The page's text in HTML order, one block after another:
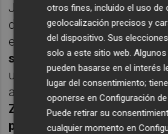
Javier
Tebas.Com a
digital -seguisc caminant en
este món- i tambéde radio,
segon de glòriaa qui liva
un
impost revolucionari a
aprofitant la feblesa dels
ZapateroaRoures-.Eixos
pagar cada setmanaper
otros fines, incluido el uso de
geolocalización precisos y
del dispositivo. Sus
solo a este sitio web.
pueden basarse en el interés
lugar del consentimiento;
oponerse enConfiguración
Puede retirar su
cualquier momento en